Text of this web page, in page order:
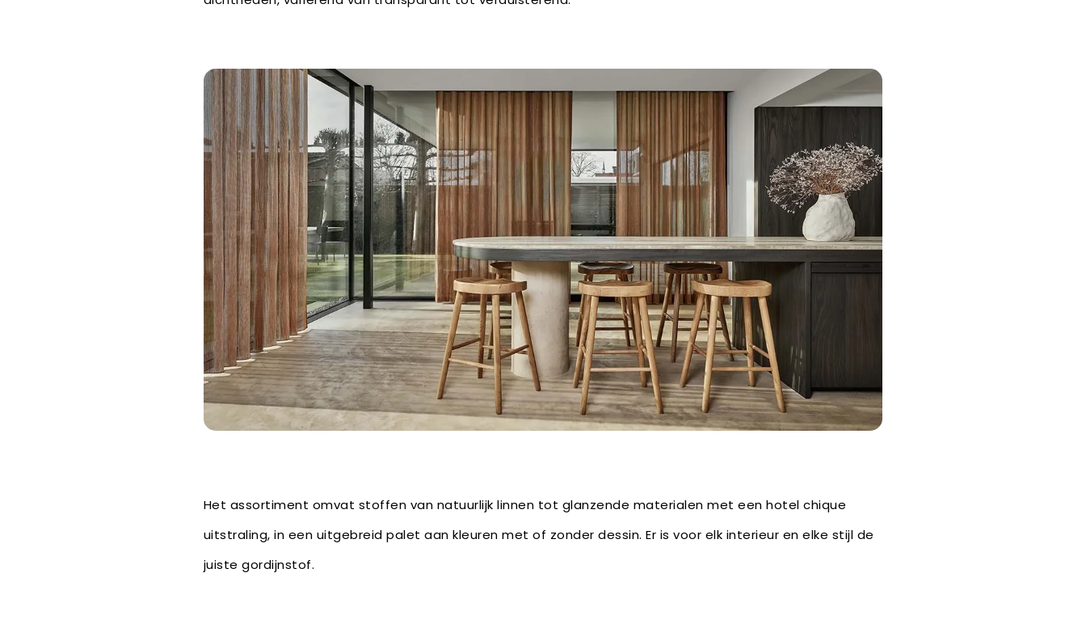
Het assortiment omvat stoffen van natuurlijk linnen tot glanzende materialen met een hotel chique
uitstraling, in een uitgebreid palet aan kleuren met of zonder dessin. Er is voor elk interieur en elke stijl de
juiste gordijnstof.